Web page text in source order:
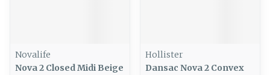
Novalife
Nova 2 Closed Midi Beige
Hollister
Dansac Nova 2 Convex